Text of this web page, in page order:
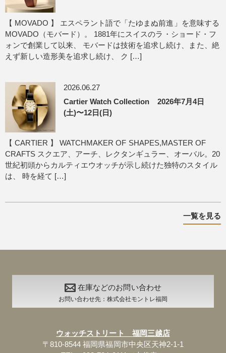
【 MOVADO 】 エスペラント語で「たゆまぬ前進」を意味する
MOVADO（モバード）。 1881年にスイスのラ・ショード・フ
ォンで創業して以来、 モバードは技術を追求し続け、また、絶
えず新しい造形美を追求し続け、 ク […]
2026.06.27
Cartier Watch Collection 2026年7月4日
(土)〜12日(日)
【 CARTIER 】 WATCHMAKER OF SHAPES,MASTER OF
CRAFTS スクエア、アーチ、レクタンギュラー、オーバル。20
世紀初頭からカルティエウオッチが示し続けた独特のスタイル
は、 時を経て […]
一覧を見る
在庫などのお問い合わせ
お問い合わせ先：株式会社モントレ福岡
ウォッチストリート 福岡三越店
〒810-8544 福岡県福岡市中央区天神2-1-1